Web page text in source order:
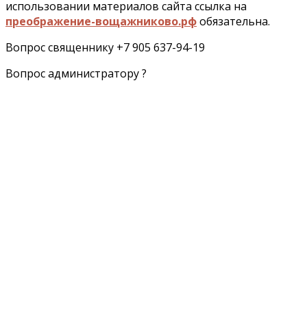
использовании материалов сайта ссылка на
преображение-вощажниково.рфобязательна.
Вопрос священнику +7 905 637-94-19
Вопрос администратору ?